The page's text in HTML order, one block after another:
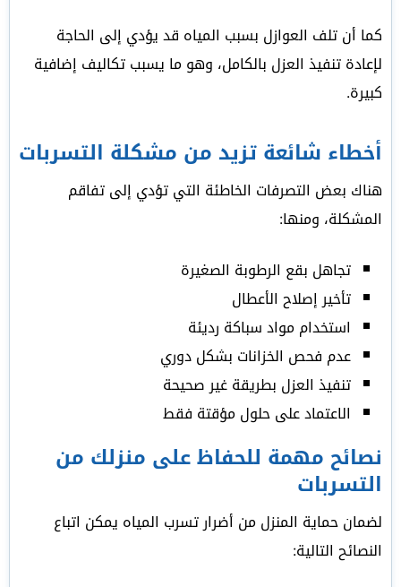
كما أن تلف العوازل بسبب المياه قد يؤدي إلى الحاجة
لإعادة تنفيذ العزل بالكامل، وهو ما يسبب تكاليف إضافية
كبيرة.
أخطاء شائعة تزيد من مشكلة التسربات
هناك بعض التصرفات الخاطئة التي تؤدي إلى تفاقم
المشكلة، ومنها:
تجاهل بقع الرطوبة الصغيرة
تأخير إصلاح الأعطال
استخدام مواد سباكة رديئة
عدم فحص الخزانات بشكل دوري
تنفيذ العزل بطريقة غير صحيحة
الاعتماد على حلول مؤقتة فقط
نصائح مهمة للحفاظ على منزلك من
التسربات
لضمان حماية المنزل من أضرار تسرب المياه يمكن اتباع
النصائح التالية: